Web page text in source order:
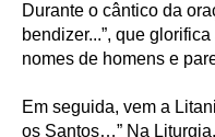
Durante o cântico da
bendizer...”, que
nomes de homens e
Em seguida, vem a
os Santos…” Na